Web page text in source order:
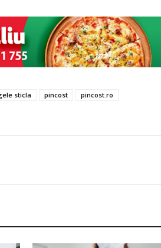
sticla pincost
pincost.ro